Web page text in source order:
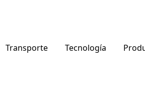
Transporte Tecnología